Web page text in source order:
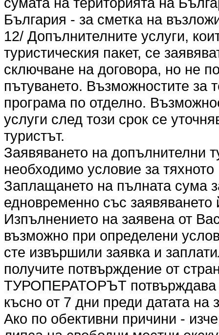
България - за сметка на
12/ Допълнителните услуги,
туристическия пакет, се
сключване на договора, но не
пътуването. Възможностите за
програма по отделно.
услуги след този срок се
туристът.
Заявяването на допълнителни
необходимо условие за
Заплащането на пълната сума
едновременно със заявяването
Изпълнението на заявена от
възможно при определени
сте извършили заявка и
получите потвърждение от
ТУРОПЕРАТОРЪТ потвърждава
късно от 7 дни преди датата на
Ако по обективни причини -